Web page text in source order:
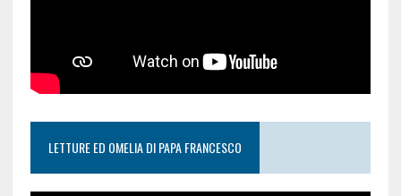
LETTURE ED OMELIA DI PAPA FRANCESCO